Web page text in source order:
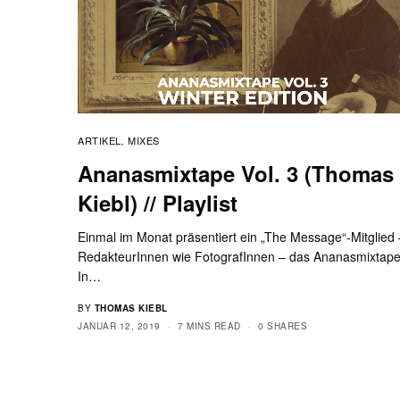
ARTIKEL , MIXES
Ananasmixtape Vol. 3 (Thomas
Kiebl) // Playlist
Einmal im Monat präsentiert ein „The Message“-Mitglied
RedakteurInnen wie FotografInnen – das
In…
BY THOMAS KIEBL
JANUAR 12, 2019
7 MINS READ 0 SHARES